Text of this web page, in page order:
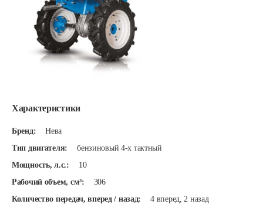
Характеристики
Бренд:
Нева
Тип двигателя:
бензиновый 4-х тактный
Мощность, л.с.:
10
Рабочий объем, см³:
306
Количество передач, вперед / назад:
4 вперед, 2 назад